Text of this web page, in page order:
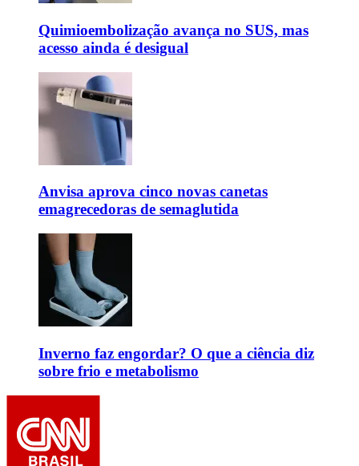
Quimioembolização avança no SUS, mas
acesso ainda é desigual
Anvisa aprova cinco novas canetas
emagrecedoras de semaglutida
Inverno faz engordar? O que a ciência diz
sobre frio e metabolismo